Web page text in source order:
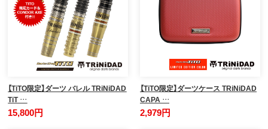
【TiTO限定】ダーツ バレル TRiNiDAD
TiT …
15,800円
【TiTO限定】ダーツケース TRiNiDAD
CAPA …
2,979円